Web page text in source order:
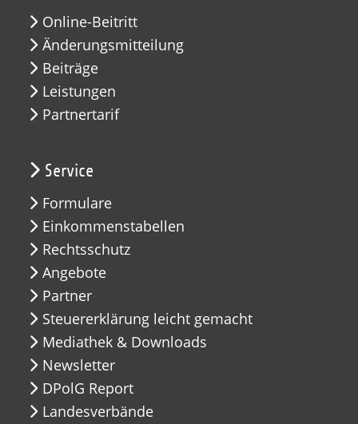
Online-Beitritt
Änderungsmitteilung
Beiträge
Leistungen
Partnertarif
Service
Formulare
Einkommenstabellen
Rechtsschutz
Angebote
Partner
Steuererklärung leicht gemacht
Mediathek & Downloads
Newsletter
DPolG Report
Landesverbände